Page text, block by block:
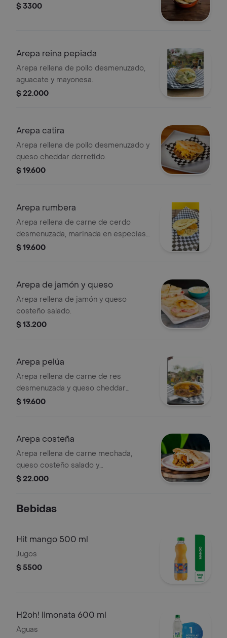
$ 3300
Arepa reina pepiada
Arepa rellena de pollo desmenuzado,
aguacate y mayonesa.
$ 22.000
Arepa catira
Arepa rellena de pollo desmenuzado y
queso cheddar derretido.
$ 19.600
Arepa rumbera
Arepa rellena de carne de cerdo
desmenuzada, marinada en especias
de la casa y salsa barbacoa.
$ 19.600
Arepa de jamón y queso
Arepa rellena de jamón y queso
costeño salado.
$ 13.200
Arepa pelúa
Arepa rellena de carne de res
desmenuzada y queso cheddar
rallado.
$ 19.600
Arepa costeña
Arepa rellena de carne mechada,
queso costeño salado y
plátanomaduro dulce.
$ 22.000
Bebidas
Hit mango 500 ml
Jugos
$ 5500
H2oh! limonata 600 ml
Aguas